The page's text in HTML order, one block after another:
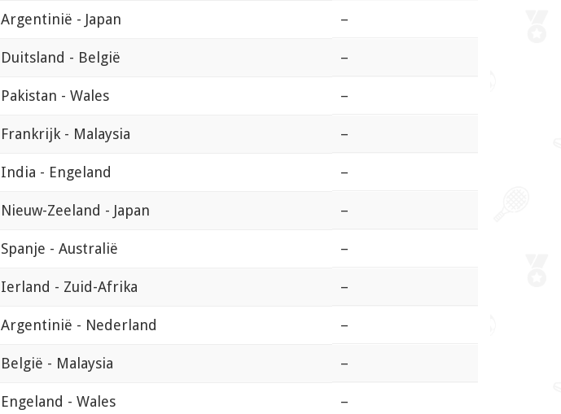
Argentinië - Japan –
Duitsland - België –
Pakistan - Wales –
Frankrijk - Malaysia –
India - Engeland –
Nieuw-Zeeland - Japan –
Spanje - Australië –
Ierland - Zuid-Afrika –
Argentinië - Nederland –
België - Malaysia –
Engeland - Wales –